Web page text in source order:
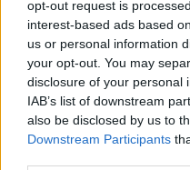
opt-out request is
interest-based ads based
us or personal information
your opt-out. You may
disclosure of your personal
IAB’s list of downstream
also be disclosed by us to
Downstream Participants
Cerca altre
Alberghi